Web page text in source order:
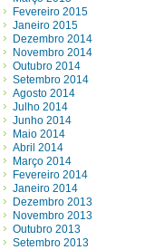
Fevereiro 2015
Janeiro 2015
Dezembro 2014
Novembro 2014
Outubro 2014
Setembro 2014
Agosto 2014
Julho 2014
Junho 2014
Maio 2014
Abril 2014
Março 2014
Fevereiro 2014
Janeiro 2014
Dezembro 2013
Novembro 2013
Outubro 2013
Setembro 2013